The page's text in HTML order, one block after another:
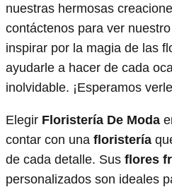
nuestras hermosas
contáctenos para ver
inspirar por la magia de las
ayudarle a hacer de cada
inolvidable. ¡Esperamos
Elegir Floristería De Moda
contar con una floristería
de cada detalle. Sus flores
personalizados son ideales